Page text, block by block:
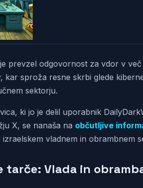
prevzel odgovornost za vdor v
kar sproža resne skrbi glede
sektorju.
ki jo je delil uporabnik
X, se nanaša na občutljive
vladnem in obrambnem
tarče: Vlada in